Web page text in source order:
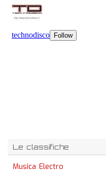
Le classifiche
Musica Electro